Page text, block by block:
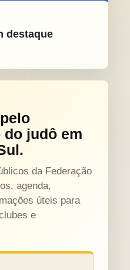
destaque
judô em
da Federação
agenda,
úteis para
e